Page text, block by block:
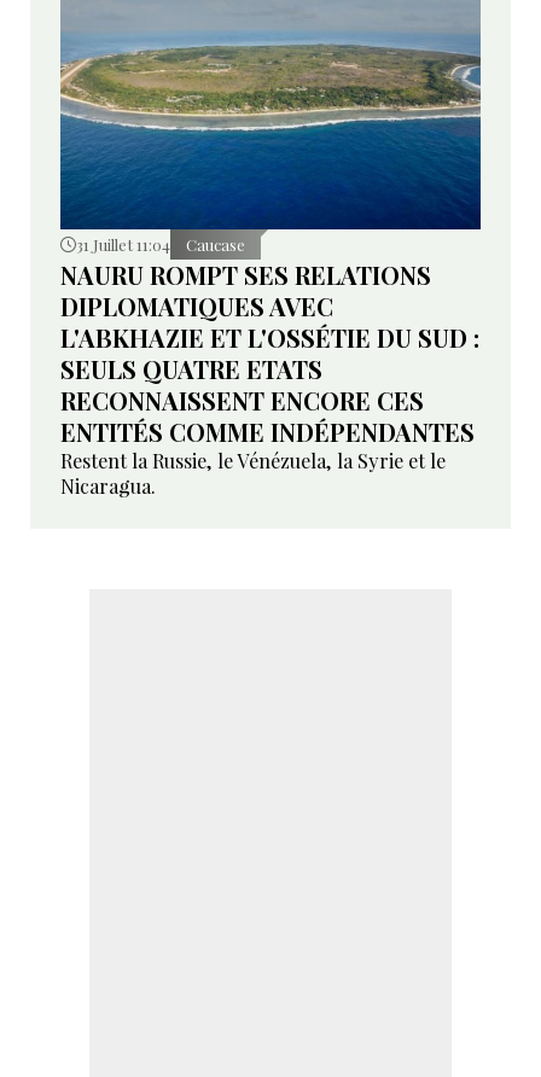
31 Juillet 11:04 Caucase
NAURU ROMPT SES RELATIONS
DIPLOMATIQUES AVEC
L'ABKHAZIE ET L'OSSÉTIE DU SUD :
SEULS QUATRE ETATS
RECONNAISSENT ENCORE CES
ENTITÉS COMME INDÉPENDANTES
Restent la Russie, le Vénézuela, la Syrie et le
Nicaragua.